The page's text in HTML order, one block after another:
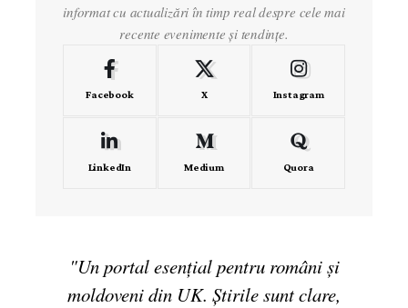
informat cu actualizări în timp real despre cele mai
recente evenimente și tendințe.
Facebook X Instagram
LinkedIn Medium Quora
"Un portal esențial pentru români și
moldoveni din UK. Știrile sunt clare,